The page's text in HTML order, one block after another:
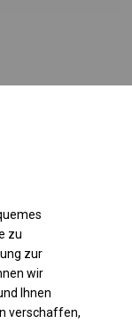
starken Schneefall.
als auch
zu
zur
wir
Ihnen
verschaffen,